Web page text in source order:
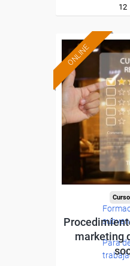
12
ONLINE
Para
marketing